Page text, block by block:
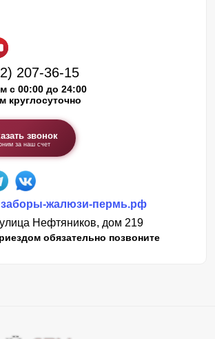
207-36-15
с 00:00 до 24:00
круглосуточно
звонок
за наш счет
жалюзи-пермь.рф
Нефтяников, дом 219
обязательно позвоните